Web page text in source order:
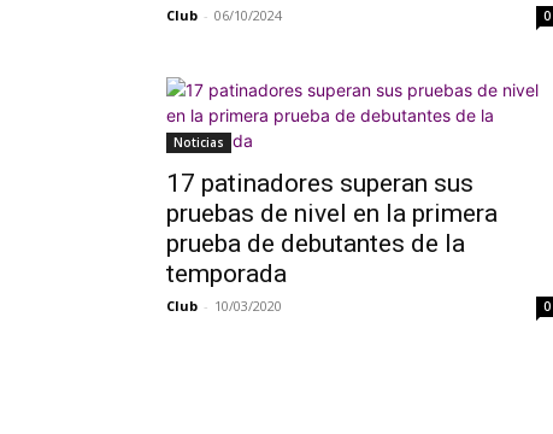
Club - 06/10/2024 0
Noticias
17 patinadores superan sus
pruebas de nivel en la primera
prueba de debutantes de la
temporada
Club - 10/03/2020 0